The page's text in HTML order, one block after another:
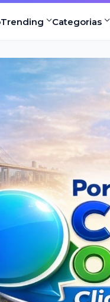
Trending Categorias